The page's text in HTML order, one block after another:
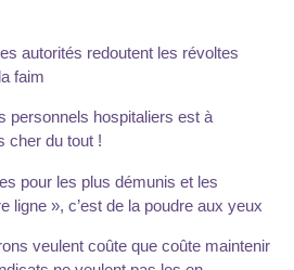
autorités redoutent les révoltes
faim
personnels hospitaliers est à
cher du tout !
pour les plus démunis et les
ligne », c’est de la poudre aux yeux
veulent coûte que coûte maintenir